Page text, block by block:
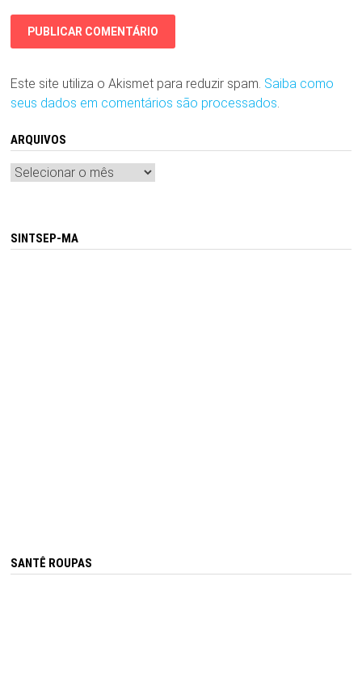
Este site utiliza o Akismet para reduzir spam. Saiba como
seus dados em comentários são processados.
ARQUIVOS
Arquivos
SINTSEP-MA
SANTÊ ROUPAS